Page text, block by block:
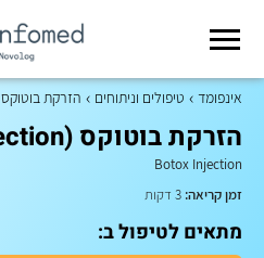
אינפומד טיפולים וניתוחים הזרקת בוטוקס
הזרקת בוטוקס (Botox Injection)
Botox Injection
זמן קריאה:
מתאים לטיפול ב: